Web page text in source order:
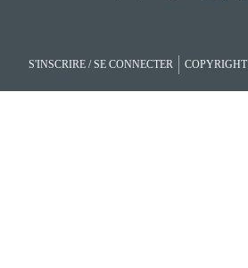
S'INSCRIRE / SE CONNECTER COPYRIGHT